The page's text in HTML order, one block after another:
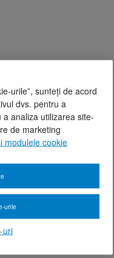
urile”, sunteți de acord
dvs. pentru a
analiza utilizarea site-
de marketing
modulele cookie
uri
urile